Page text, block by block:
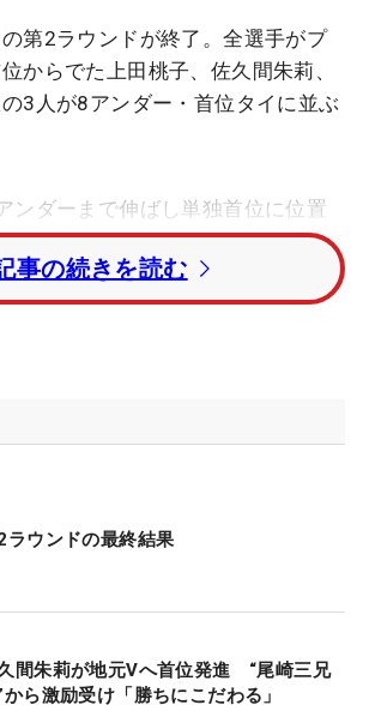
第2ラウンドが終了。全選手がプ
からでた上田桃子、佐久間朱莉、
3人が8アンダー・首位タイに並ぶ
ンダーまで伸ばし単独首位に位置
ホールでボギー。その間に佐久間
。さらに阿部はボギーフリーの5
好プレ―を見せ、首位に3人が並ん
でエース達成の藤田さいき、蛭田
ョン（韓国）が続いた。昨年覇者
那は3アンダー・13位タイでホール
らは4オーバー・57位タイ、プロ
マさんルーキー”神谷和奏は5オーバ
ットラインに届かなかった。
事の続きを読む
ラウンドの最終結果
間朱莉が地元Vへ首位発進 “尾崎三兄
から激励受け「勝ちにこだわる」